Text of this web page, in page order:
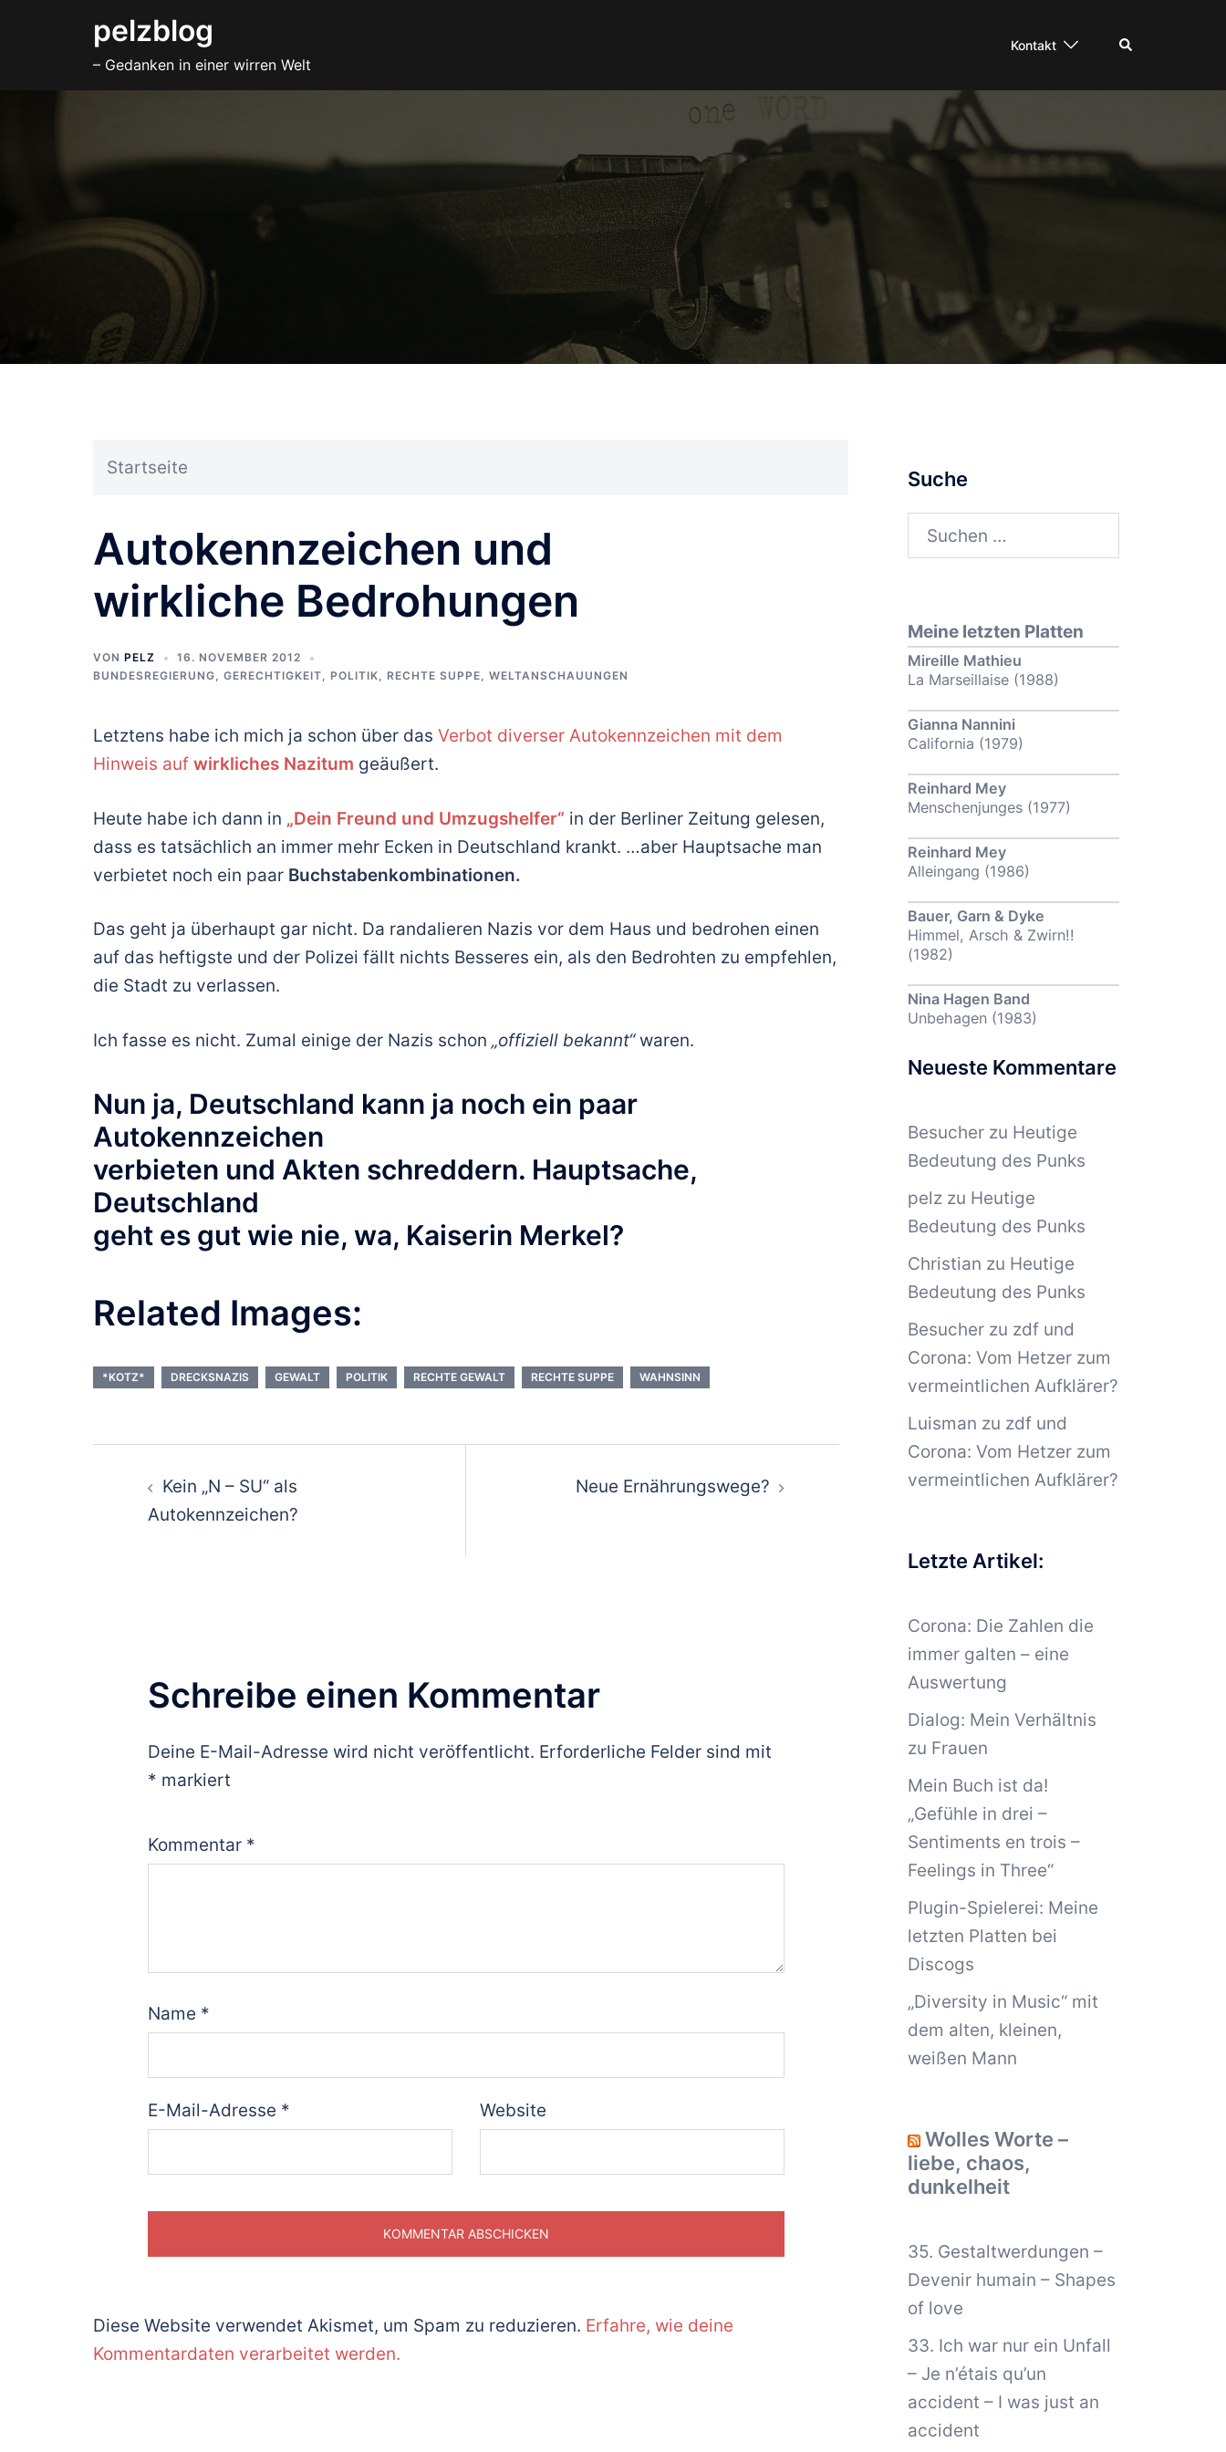
pelzblog
– Gedanken in einer wirren Welt
Kontakt Suche
Startseite
Autokennzeichen und
wirkliche Bedrohungen
VON PELZ
16. NOVEMBER 2012
BUNDESREGIERUNG, GERECHTIGKEIT, POLITIK, RECHTE SUPPE, WELTANSCHAUUNGEN
Letztens habe ich mich ja schon über das Verbot diverser Autokennzeichen mit dem
Hinweis auf wirkliches Nazitum geäußert.
Heute habe ich dann in „Dein Freund und Umzugshelfer“ in der Berliner Zeitung gelesen,
dass es tatsächlich an immer mehr Ecken in Deutschland krankt. …aber Hauptsache man
verbietet noch ein paar Buchstabenkombinationen.
Das geht ja überhaupt gar nicht. Da randalieren Nazis vor dem Haus und bedrohen einen
auf das heftigste und der Polizei fällt nichts Besseres ein, als den Bedrohten zu empfehlen,
die Stadt zu verlassen.
Ich fasse es nicht. Zumal einige der Nazis schon „offiziell bekannt“waren.
Nun ja, Deutschland kann ja noch ein paar
Autokennzeichen
verbieten und Akten schreddern. Hauptsache,
Deutschland
geht es gut wie nie, wa, Kaiserin Merkel?
Related Images:
*KOTZ* DRECKSNAZIS GEWALT POLITIK RECHTE GEWALT RECHTE SUPPE WAHNSINN
Beitragsnavigation
Kein „N – SU“ als
Autokennzeichen?
Neue Ernährungswege?
Schreibe einen Kommentar
Deine E-Mail-Adresse wird nicht veröffentlicht. Erforderliche Felder sind mit
* markiert
Kommentar *
Name *
E-Mail-Adresse * Website
Diese Website verwendet Akismet, um Spam zu reduzieren. Erfahre, wie deine
Kommentardaten verarbeitet werden.
Suche
Suchen
nach:
Meine letzten Platten
Mireille Mathieu
La Marseillaise (1988)
Gianna Nannini
California (1979)
Reinhard Mey
Menschenjunges (1977)
Reinhard Mey
Alleingang (1986)
Bauer, Garn & Dyke
Himmel, Arsch & Zwirn!!
(1982)
Nina Hagen Band
Unbehagen (1983)
Neueste Kommentare
Besucherzu Heutige
Bedeutung des Punks
pelzzu Heutige
Bedeutung des Punks
Christian zu Heutige
Bedeutung des Punks
Besucherzu zdf und
Corona: Vom Hetzer zum
vermeintlichen Aufklärer?
Luisman zu zdf und
Corona: Vom Hetzer zum
vermeintlichen Aufklärer?
Letzte Artikel:
Corona: Die Zahlen die
immer galten – eine
Auswertung
Dialog: Mein Verhältnis
zu Frauen
Mein Buch ist da!
„Gefühle in drei –
Sentiments en trois –
Feelings in Three“
Plugin-Spielerei: Meine
letzten Platten bei
Discogs
„Diversity in Music“ mit
dem alten, kleinen,
weißen Mann
Wolles Worte –
liebe, chaos,
dunkelheit
35. Gestaltwerdungen –
Devenir humain – Shapes
of love
33. Ich war nur ein Unfall
– Je n’étais qu’un
accident – I was just an
accident